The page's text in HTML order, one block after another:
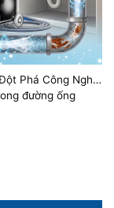
Phá Công Nghệ
đường ống